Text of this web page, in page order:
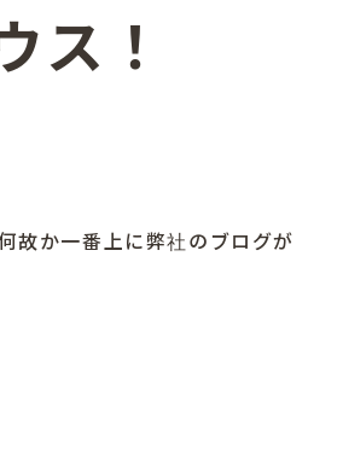
ス！
故か一番上に弊社のブログが